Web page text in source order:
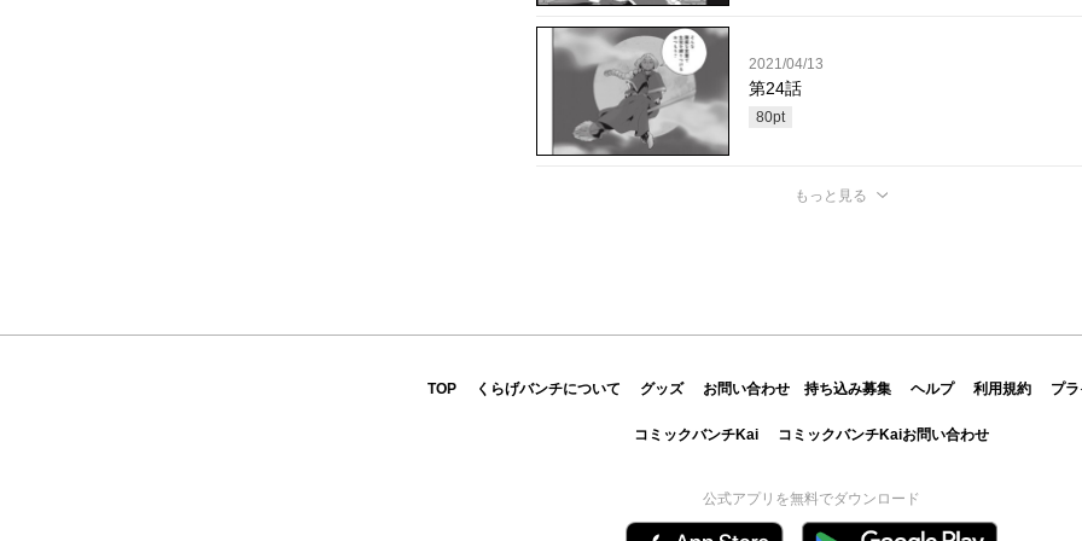
2021/04/13
第24話
80pt
もっと見る
TOP くらげバンチについて グッズ お問い合わせ 持ち込み募集 ヘルプ 利用規約 プ
コミックバンチKai コミックバンチKaiお問い合わせ
公式アプリを無料でダウンロード